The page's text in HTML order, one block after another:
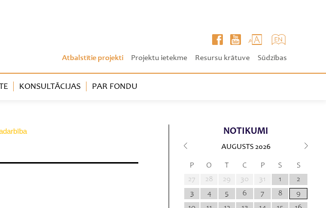
Atbalstītie projekti Projektu ietekme Resursu krātuve Sūdzības
KONSULTĀCIJAS PAR FONDU
NOTIKUMI
AUGUSTS 2026
P O T C P S
S
27
28 29 30 31 1
2
3
4 5 6 7 8
9